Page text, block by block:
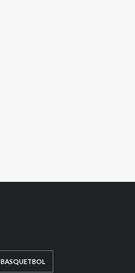
BASQUETBOL